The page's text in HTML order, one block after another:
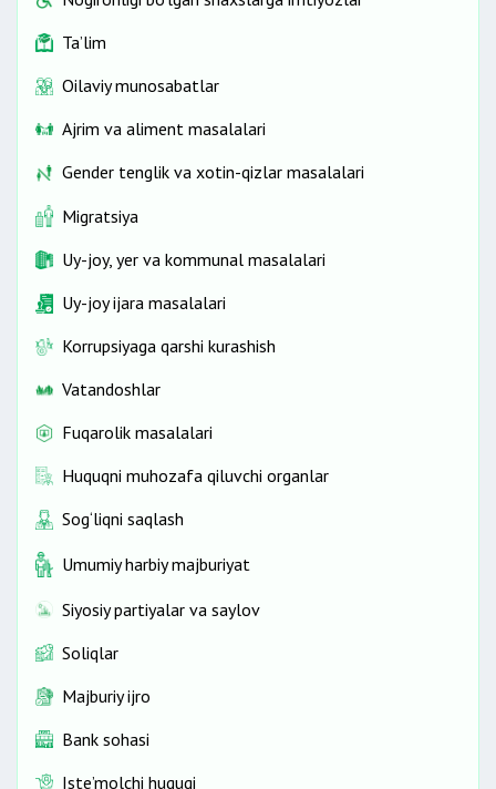
tasarruf etish
Ta’lim
Oilaviy munosabatlar
Ajrim va aliment masalalari
Gender tenglik va xotin-qizlar masalalari
Migratsiya
Uy-joy, yer va kommunal masalalari
Uy-joy ijara masalalari
Korrupsiyaga qarshi kurashish
Vatandoshlar
Fuqarolik masalalari
Huquqni muhozafa qiluvchi organlar
Sog‘liqni saqlash
Umumiy harbiy majburiyat
Siyosiy partiyalar va saylov
Soliqlar
Majburiy ijro
Bank sohasi
Iste’molchi huquqi